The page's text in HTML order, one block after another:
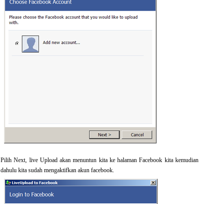
Pilih Next, live Upload akan menuntun kita ke halaman Facebook kita
dahulu kita sudah mengaktifkan akun facebook.